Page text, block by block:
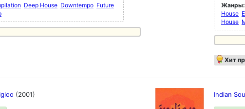
Deep House Downtempo Future
Жанры:
House
House
Хит
(2001) Indian